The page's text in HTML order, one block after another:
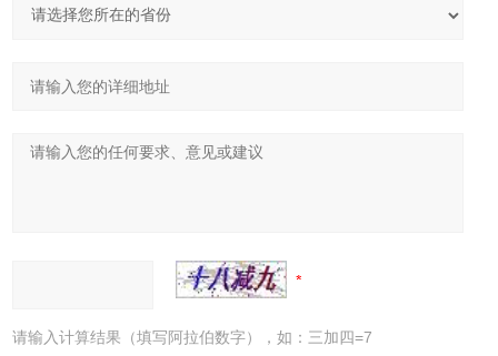
请输入计算结果（填写阿拉伯数字），如：三加四=7